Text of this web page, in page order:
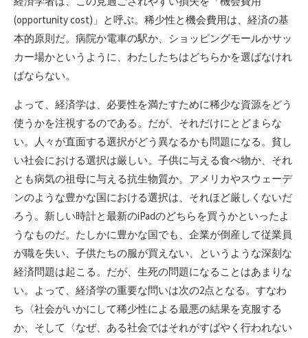
(opportunity cost)」と呼ぶ。稀少性と機会費用は、経済の基
本的原則だ。病院か電車の駅か、ショッピングモールかサッ
カー場かというように、わたしたちはどちらかを選ばなけれ
ばならない。
よって、経済学は、必要性を満たすために稀少な資源をどう
使うかを注視するのである。だが、それだけにとどまらな
い。人々が直面する選択がどう異なるかも問題になる。貧し
い社会における選択は厳しい。子供に与える食べ物か、それ
とも病気の祖母に与える抗生物質か。アメリカやスウェーデ
ンのような豊かな国における選択は、それほど厳しくないだ
ろう。新しい時計と最新のiPadのどちらを買うかといったよ
うなものだ。たしかに豊かな国でも、企業が倒産して従業員
が職を失い、子供たちの服が買えない、というような深刻な
経済問題は起こる。だが、生死の問題になることはあまりな
い。よって、経済学の重要な問いは次の2点となる。すなわ
ち〈社会がいかにして稀少性による最悪の結果を克服する
か、そして〈なぜ、ある社会ではそれがすばやく行われない